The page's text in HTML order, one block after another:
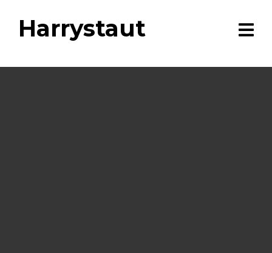
Harrystaut